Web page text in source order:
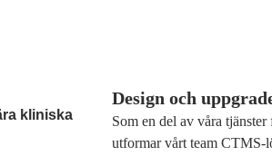
kliniska
Design och
Som en del av våra
utformar vårt team CTMS-